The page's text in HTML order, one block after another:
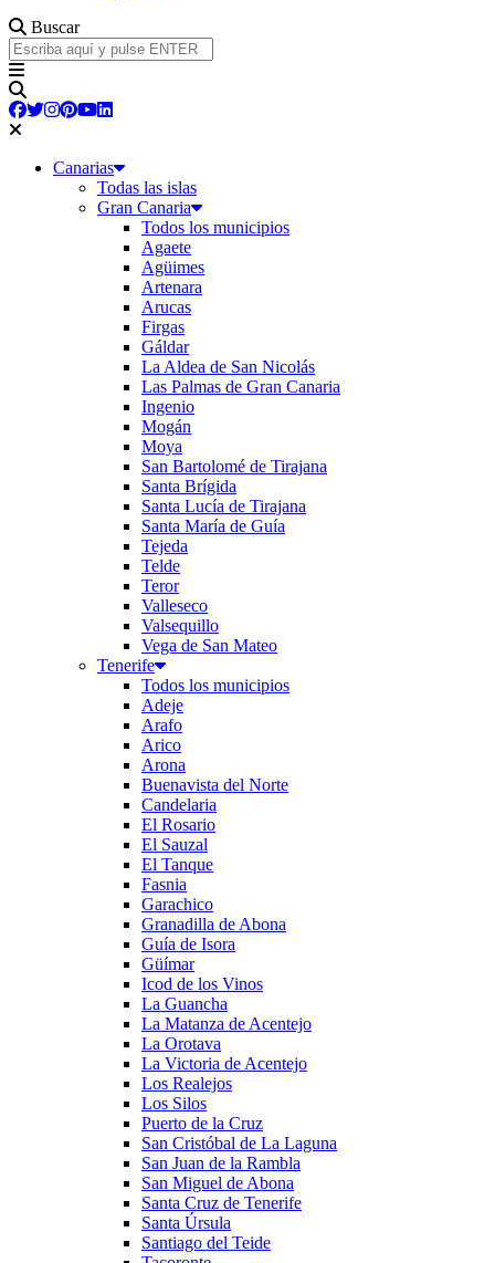
Buscar
Canarias
Todas las islas
Gran Canaria
Todos los municipios
Agaete
Agüimes
Artenara
Arucas
Firgas
Gáldar
La Aldea de San Nicolás
Las Palmas de Gran Canaria
Ingenio
Mogán
Moya
San Bartolomé de Tirajana
Santa Brígida
Santa Lucía de Tirajana
Santa María de Guía
Tejeda
Telde
Teror
Valleseco
Valsequillo
Vega de San Mateo
Tenerife
Todos los municipios
Adeje
Arafo
Arico
Arona
Buenavista del Norte
Candelaria
El Rosario
El Sauzal
El Tanque
Fasnia
Garachico
Granadilla de Abona
Guía de Isora
Güímar
Icod de los Vinos
La Guancha
La Matanza de Acentejo
La Orotava
La Victoria de Acentejo
Los Realejos
Los Silos
Puerto de la Cruz
San Cristóbal de La Laguna
San Juan de la Rambla
San Miguel de Abona
Santa Cruz de Tenerife
Santa Úrsula
Santiago del Teide